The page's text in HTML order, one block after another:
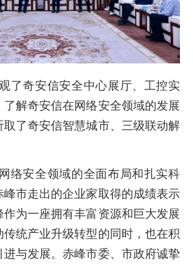
了奇安信安全中心展厅、工控实
解奇安信在网络安全领域的发展
取了奇安信智慧城市、三级联动解
络安全领域的全面布局和扎实科
市走出的企业家取得的成绩表示
为一座拥有丰富资源和巨大发展
统产业升级转型的同时，也在积
与发展。赤峰市委、市政府诚挚